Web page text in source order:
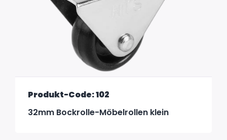
Produkt-Code: 102
32mm Bockrolle-Möbelrollen klein